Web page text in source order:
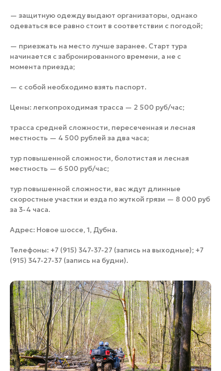
— защитную одежду выдают организаторы, однако
одеваться все равно стоит в соответствии с погодой;
— приезжать на место лучше заранее. Старт тура
начинается с забронированного времени, а не с
момента приезда;
— с собой необходимо взять паспорт.
Цены: легкопроходимая трасса — 2 500 руб/час;
трасса средней сложности, пересеченная и лесная
местность — 4 500 рублей за два часа;
тур повышенной сложности, болотистая и лесная
местность — 6 500 руб/час;
тур повышенной сложности, вас ждут длинные
скоростные участки и езда по жуткой грязи — 8 000 руб
за 3-4 часа.
Адрес: Новое шоссе, 1, Дубна.
Телефоны: +7 (915) 347-37-27 (запись на выходные); +7
(915) 347-27-37 (запись на будни).